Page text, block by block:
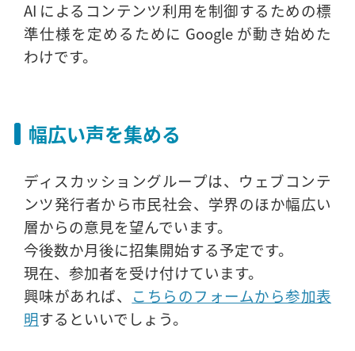
AI によるコンテンツ利用を制御するための標
準仕様を定めるために Google が動き始めた
わけです。
幅広い声を集める
ディスカッショングループは、ウェブコンテ
ンツ発行者から市民社会、学界のほか幅広い
層からの意見を望んでいます。
今後数か月後に招集開始する予定です。
現在、参加者を受け付けています。
興味があれば、 こちらのフォームから参加表
明するといいでしょう。